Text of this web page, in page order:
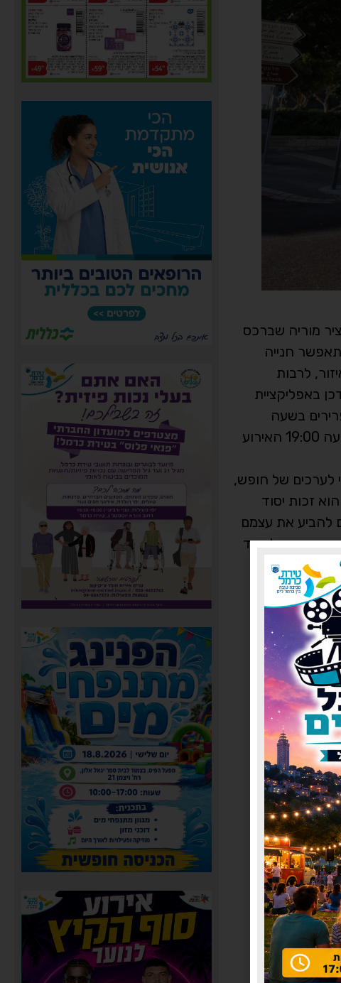
מוריה שברכס
תתאפשר חנייה
לרבות
באפליקציית
בשעה
16:30. בשעה 18:00 ייצאו המשתתפים לדרכם לאורך ציר מוריה, עד לגן האם שבמרכז הכרמל, שם ייפתח בשעה 19:00 האירוע
לערכים של חופש,
זכות יסוד
להביע את עצמם
אחת ואחד לצעוד